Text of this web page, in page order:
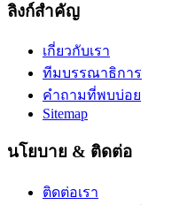
ลิงก์สำคัญ
เกี่ยวกับเรา
ทีมบรรณาธิการ
คำถามที่พบบ่อย
Sitemap
นโยบาย & ติดต่อ
ติดต่อเรา